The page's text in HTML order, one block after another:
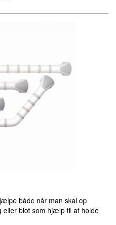
både når man skal op
eller blot som hjælp til at holde